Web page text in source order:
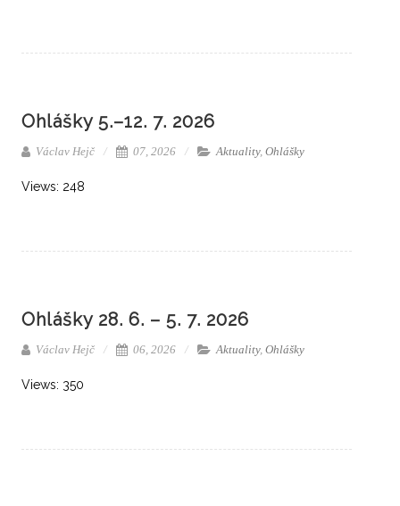
Ohlášky 5.–12. 7. 2026
Václav Hejč 07, 2026 Aktuality, Ohlášky
Views: 248
Ohlášky 28. 6. – 5. 7. 2026
Václav Hejč 06, 2026 Aktuality, Ohlášky
Views: 350